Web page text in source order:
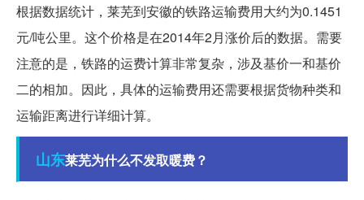
根据数据统计，莱芜到安徽的铁路运输费用大约为0.1451
元/吨公里。这个价格是在2014年2月涨价后的数据。需要
注意的是，铁路的运费计算非常复杂，涉及基价一和基价
二的相加。因此，具体的运输费用还需要根据货物种类和
运输距离进行详细计算。
山东莱芜为什么不发取暖费？